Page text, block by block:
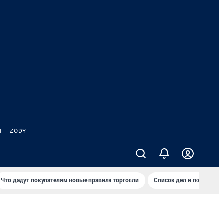
ZODY
Что дадут покупателям новые правила торговли Список дел и покупок